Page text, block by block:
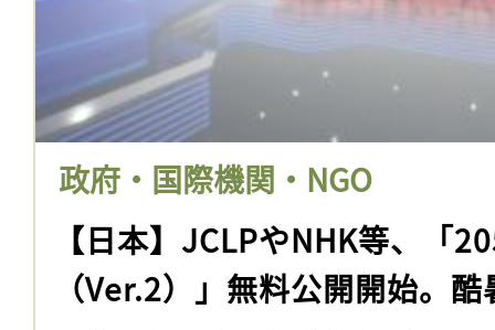
政府・国際機関・NGO
【日本】JCLPやNHK等、「
（Ver.2）」無料公開開始。